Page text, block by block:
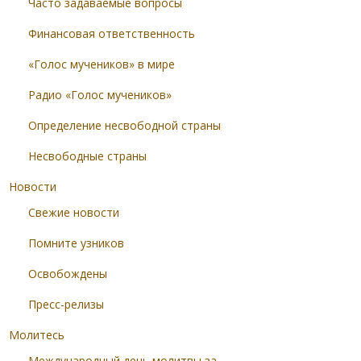
Финансовая ответственность
«Голос мучеников» в мире
Радио «Голос мучеников»
Определение несвободной страны
Несвободные страны
Новости
Свежие новости
Помните узников
Освобождены
Пресс-релизы
Молитесь